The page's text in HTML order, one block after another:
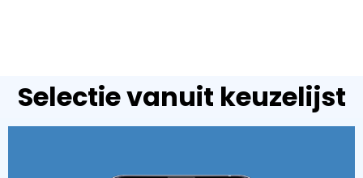
Selectie vanuit keuzelijst